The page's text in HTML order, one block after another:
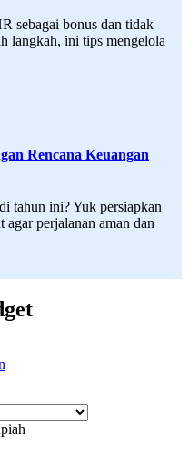
sebagai bonus dan tidak
langkah, ini tips mengelola
Rencana Keuangan
tahun ini? Yuk persiapkan
perjalanan aman dan